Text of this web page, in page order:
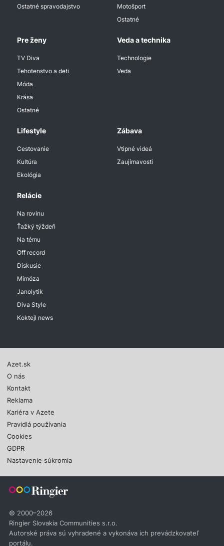
Ostatné spravodajstvo
Motošport
Ostatné
Pre ženy
TV Diva
Tehotenstvo a deti
Móda
Krása
Ostatné
Veda a technika
Technologie
Veda
Lifestyle
Cestovanie
Kultúra
Ekológia
Zábava
Vtipné videá
Zaujímavosti
Relácie
Na rovinu
Ťažký týždeň
Na tému
Off record
Diskusie
Mimóza
Janolytik
Diva Style
Koktejl news
Azet.sk
O nás
Kontakt
Reklama
Kariéra v Azete
Pravidlá používania
Cookies
GDPR
Nastavenie súkromia
© 2000–2026
Ringier Slovakia Communities s.r.o.
Autorské práva sú vyhradené a vykonáva ich prevádzkovateľ
portálu.